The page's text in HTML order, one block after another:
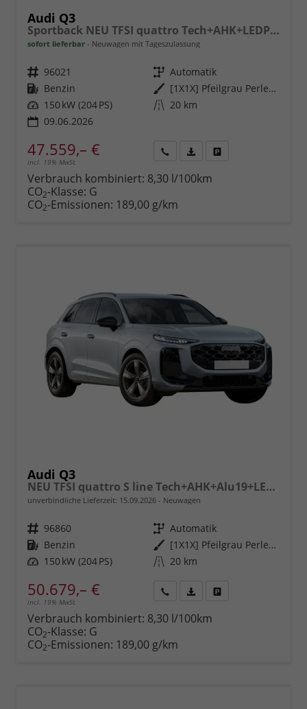
Audi Q3
Sportback NEU TFSI quattro Tech+AHK+LEDPlus+ACC+Kamera+Alu18+Volllack
sofort lieferbar Neuwagen mit Tageszulassung
Fahrzeugnr. 96021 Getriebe Automatik
Kraftstoff Benzin Außenfarbe
[1X1X] Pfeilgrau Perleffekt
Leistung 150 kW (204 PS) Kilometerstand 20 km
09.06.2026
47.559,– €
incl. 19% MwSt.
anfordern
Datei,
Verbrauch kombiniert: 8,30 l/100km
CO2-Klasse: G
CO2-Emissionen: 189,00 g/km
Audi Q3
NEU TFSI quattro S line Tech+AHK+Alu19+LEDplus+KlimaPlus+ExtSchwarz
unverbindliche Lieferzeit: 15.09.2026 Neuwagen
Fahrzeugnr. 96860 Getriebe Automatik
Kraftstoff Benzin Außenfarbe
[1X1X] Pfeilgrau Perleffekt
Leistung 150 kW (204 PS) Kilometerstand 20 km
50.679,– €
incl. 19% MwSt.
anfordern
Datei,
Verbrauch kombiniert: 8,30 l/100km
CO2-Klasse: G
CO2-Emissionen: 189,00 g/km